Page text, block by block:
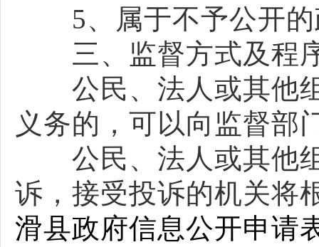
5、属于不予公开的
三、监督方式及程
公民、法人或其他组
义务的，可以向监督部
公民、法人或其他组
诉，接受投诉的机关将
滑县政府信息公开申请